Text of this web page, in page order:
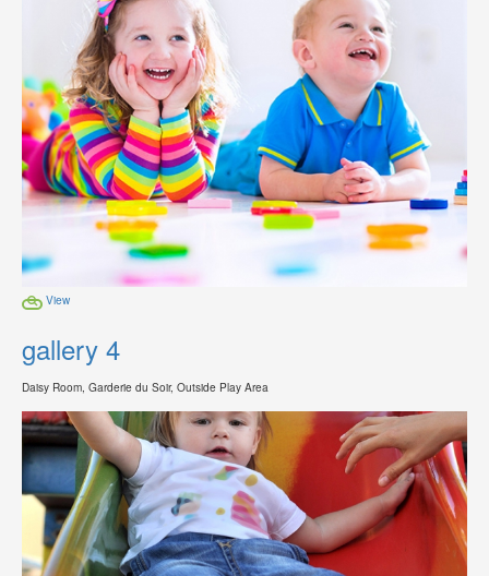
View
gallery 4
Daisy Room, Garderie du Soir, Outside Play Area